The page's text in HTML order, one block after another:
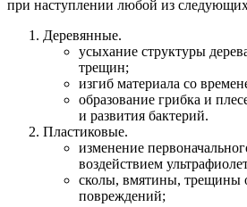
при наступлении любой из
Деревянные.
усыхание структуры
трещин;
изгиб материала со
образование грибка и
и развития бактерий.
Пластиковые.
изменение
воздействием
сколы, вмятины, трещины
повреждений;